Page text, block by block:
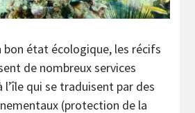
bon état écologique, les récifs
de nombreux services
qui se traduisent par des
(protection de la